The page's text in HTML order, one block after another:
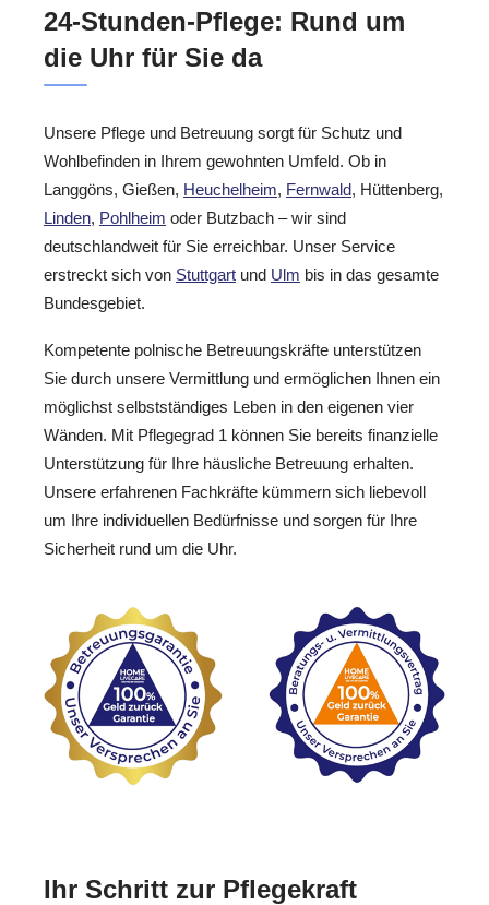
24-Stunden-Pflege: Rund um
die Uhr für Sie da
Unsere Pflege und Betreuung sorgt für Schutz und
Wohlbefinden in Ihrem gewohnten Umfeld. Ob in
Langgöns, Gießen, Heuchelheim, Fernwald, Hüttenberg,
Linden, Pohlheim oder Butzbach – wir sind
deutschlandweit für Sie erreichbar. Unser Service
erstreckt sich von Stuttgart und Ulm bis in das gesamte
Bundesgebiet.
Kompetente polnische Betreuungskräfte unterstützen
Sie durch unsere Vermittlung und ermöglichen Ihnen ein
möglichst selbstständiges Leben in den eigenen vier
Wänden. Mit Pflegegrad 1 können Sie bereits finanzielle
Unterstützung für Ihre häusliche Betreuung erhalten.
Unsere erfahrenen Fachkräfte kümmern sich liebevoll
um Ihre individuellen Bedürfnisse und sorgen für Ihre
Sicherheit rund um die Uhr.
Ihr Schritt zur Pflegekraft